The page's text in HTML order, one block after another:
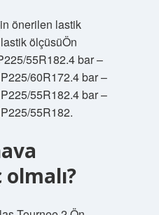
önerilen lastik
ölçüsüÖn
55R182.4 bar –
60R172.4 bar –
55R182.4 bar –
55R182.
olmalı?